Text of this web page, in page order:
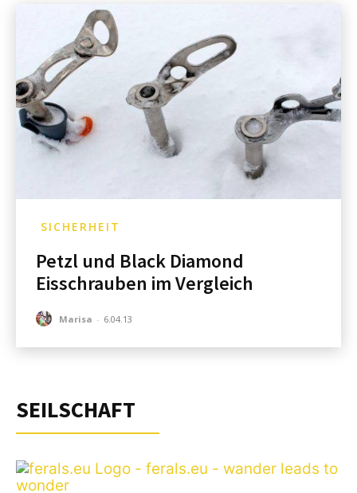
SICHERHEIT
Petzl und Black Diamond
Eisschrauben im Vergleich
Marisa - 6.04.13
SEILSCHAFT